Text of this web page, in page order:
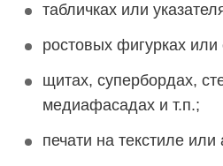
табличках или
ростовых фигурках
щитах, супербордах,
медиафасадах и т.п.;
печати на текстиле или